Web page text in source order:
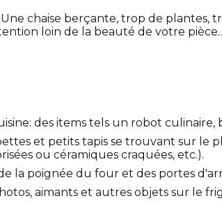
chaise berçante, trop de plantes,
loin de la beauté de votre
des items tels un robot culinaire,
et petits tapis se trouvant sur
ou céramiques craquées, etc.).
la poignée du four et des portes
aimants et autres objets sur le